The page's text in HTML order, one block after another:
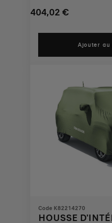
404,02 €
Price
404,02
Quantity
to:
Ajouter au
Code K82214270
HOUSSE